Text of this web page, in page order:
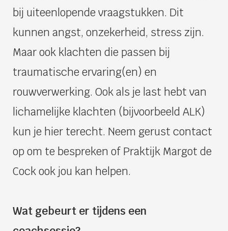
bij uiteenlopende vraagstukken. Dit
kunnen angst, onzekerheid, stress zijn.
Maar ook klachten die passen bij
traumatische ervaring(en) en
rouwverwerking. Ook als je last hebt van
lichamelijke klachten (bijvoorbeeld ALK)
kun je hier terecht. Neem gerust contact
op om te bespreken of Praktijk Margot de
Cock ook jou kan helpen.
Wat gebeurt er tijdens een